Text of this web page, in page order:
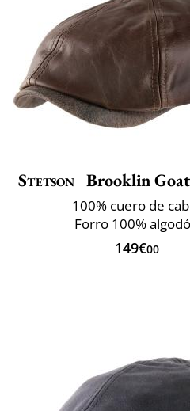
Stetson Brooklin
100% cuero de
Forro 100%
149€00